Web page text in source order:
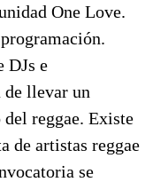
One Love.
DJs e
de llevar un
reggae. Existe
de artistas reggae
se